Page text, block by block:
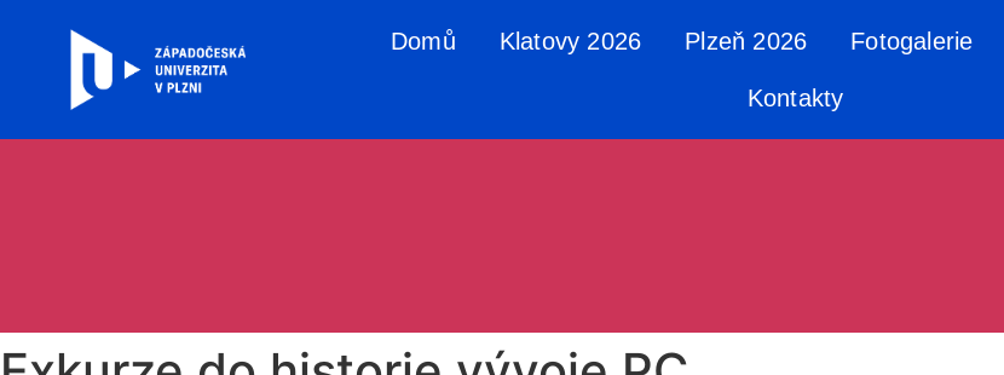
Domů Klatovy 2026 Plzeň 2026 Fotogalerie
Kontakty